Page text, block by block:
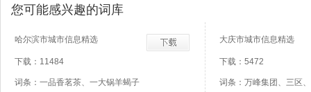
您可能感兴趣的词库
哈尔滨市城市信息精选
下载：11484
词条：一品香茗茶、一大锅羊蝎子
大庆市城市信息精选
下载：5472
词条：万峰集团、三区